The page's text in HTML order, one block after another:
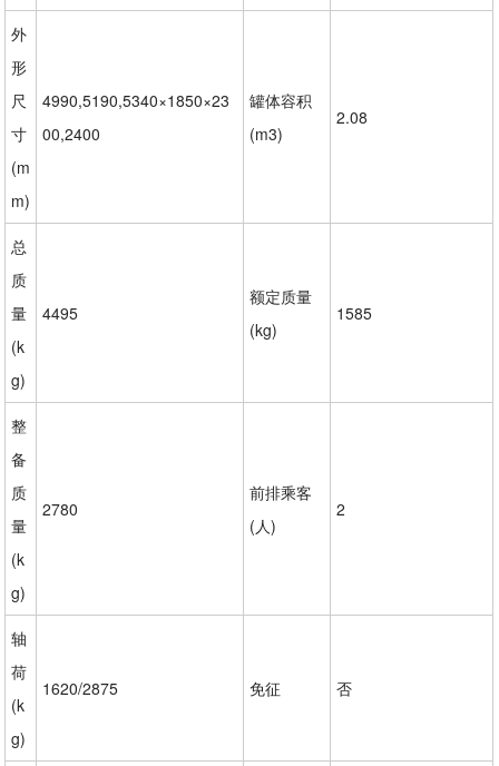
外
形
尺
寸
(m
m)
4990,5190,5340×1850×23
00,2400
罐体容积
(m3)
2.08
总
质
量
(k
g)
4495
额定质量
(kg)
1585
整
备
质
量
(k
g)
2780
前排乘客
(人)
2
轴
荷
(k
g)
1620/2875 免征 否